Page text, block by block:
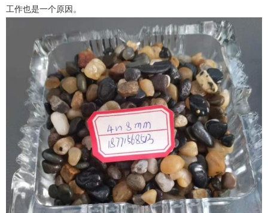
工作也是一个原因。